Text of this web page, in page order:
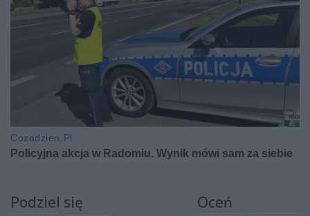
Podziel się Oceń